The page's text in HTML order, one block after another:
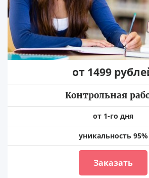
от 1499
Контрольная
от 1-го дня
уникальность 95%
Заказать